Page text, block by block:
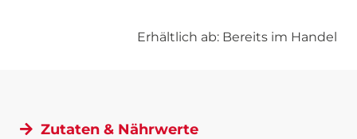
Erhältlich ab: Bereits im Handel
Zutaten & Nährwerte